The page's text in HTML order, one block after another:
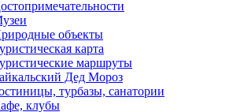
объекты
карта
маршруты
Дед Мороз
турбазы, санатории
клубы